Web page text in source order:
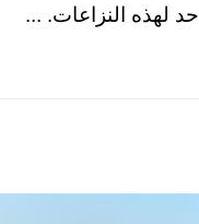
لهذه النزاعات. ...